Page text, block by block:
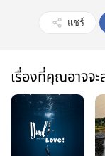
แชร์
เรื่องที่คุณอาจจะ